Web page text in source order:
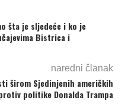
šta je sljedeće i ko je
Bistrica i
naredni članak
širom Sjedinjenih američkih
politike Donalda Trampa